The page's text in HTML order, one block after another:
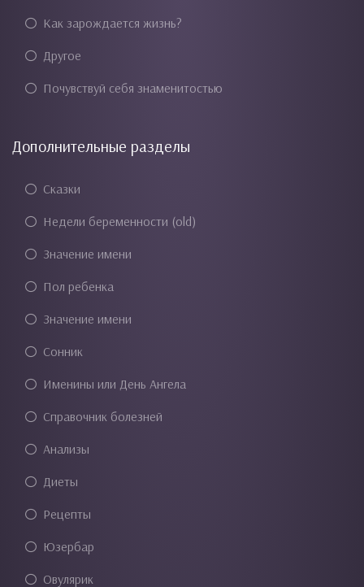
Как зарождается жизнь?
Другое
Почувствуй себя знаменитостью
Дополнительные разделы
Сказки
Недели беременности (old)
Значение имени
Пол ребенка
Значение имени
Сонник
Именины или День Ангела
Справочник болезней
Анализы
Диеты
Рецепты
Юзербар
Овулярик